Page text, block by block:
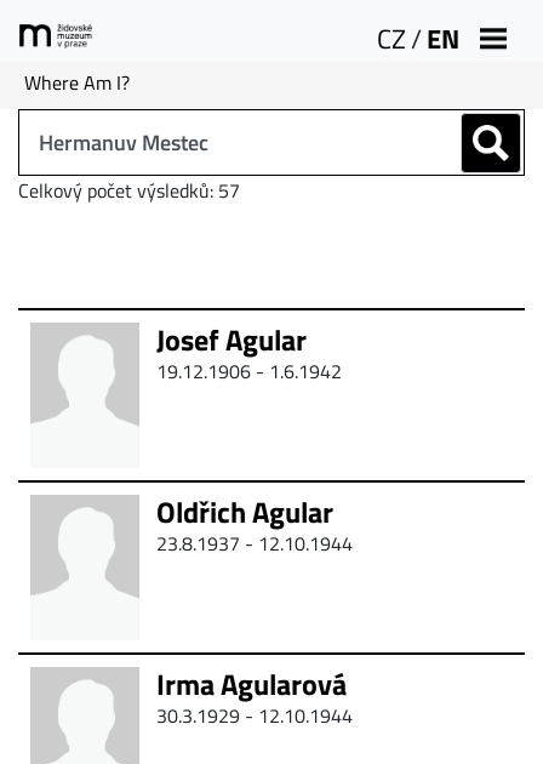
CZ/EN
Where Am I?
Celkový počet výsledků: 57
Josef Agular
19.12.1906 - 1.6.1942
Oldřich Agular
23.8.1937 - 12.10.1944
Irma Agularová
30.3.1929 - 12.10.1944